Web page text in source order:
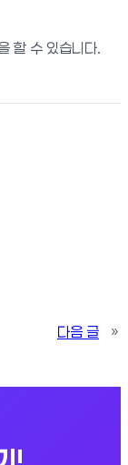
할 수 있습니다.
다음 글
»